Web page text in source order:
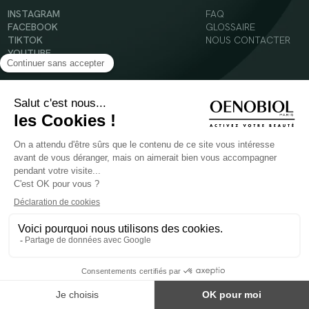
INSTAGRAM
FACEBOOK
TIKTOK
YOUTUBE
FAQ
GLOSSAIRE
NOUS CONTACTER
© 2024 Oenobiol Paris
Mentions légales
Conditions Générales d’Utilisation
POUR VOTRE SANTÉ, MANGEZ AU MOINS CINQ FRUITS ET LÉGUMES PAR JOUR -
Les complément alimentaires doivent être utilisés dans le cadre d'un mode de vie sain et
Réservé à l'adulte. Consulter attentivement l'étiquetage des produits avant l'utilisation.